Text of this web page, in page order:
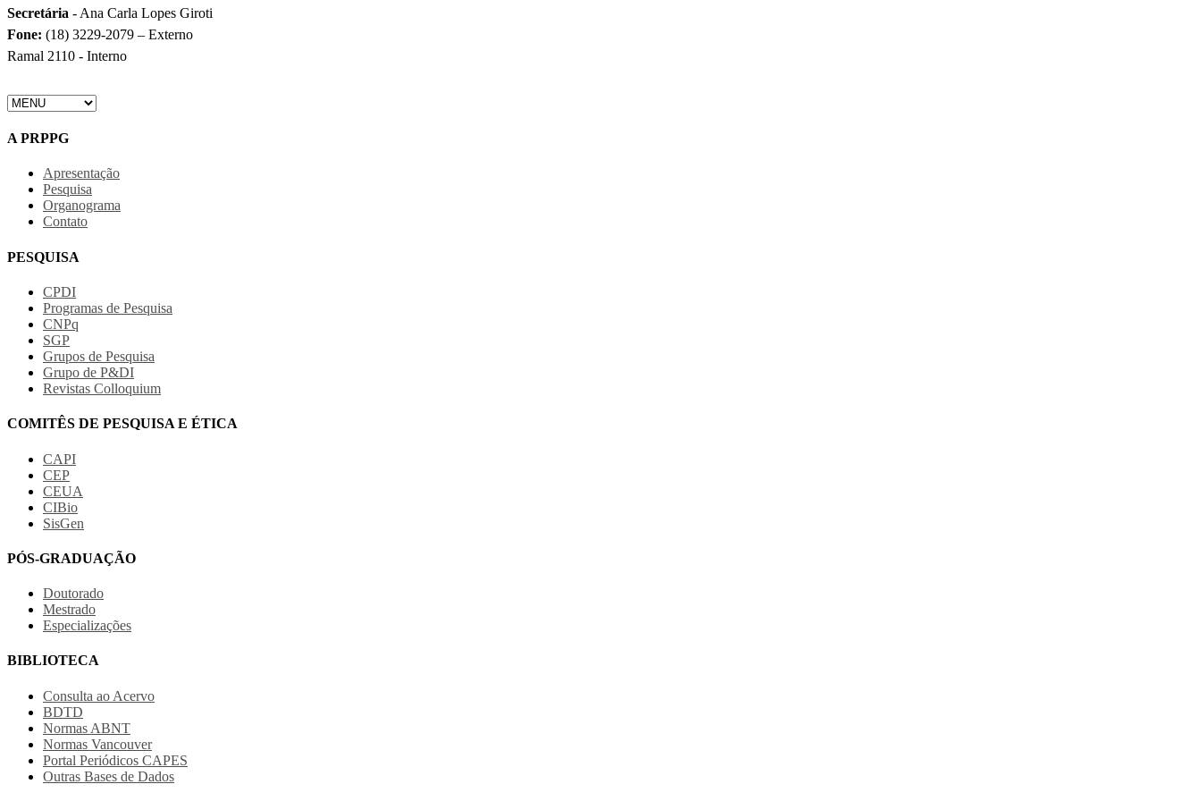
Secretária - Ana Carla Lopes Giroti
Fone: (18) 3229-2079 – Externo
Ramal 2110 - Interno
A PRPPG
Apresentação
Pesquisa
Organograma
Contato
PESQUISA
CPDI
Programas de Pesquisa
CNPq
SGP
Grupos de Pesquisa
Grupo de P&DI
Revistas Colloquium
COMITÊS DE PESQUISA E ÉTICA
CAPI
CEP
CEUA
CIBio
SisGen
PÓS-GRADUAÇÃO
Doutorado
Mestrado
Especializações
BIBLIOTECA
Consulta ao Acervo
BDTD
Normas ABNT
Normas Vancouver
Portal Periódicos CAPES
Outras Bases de Dados